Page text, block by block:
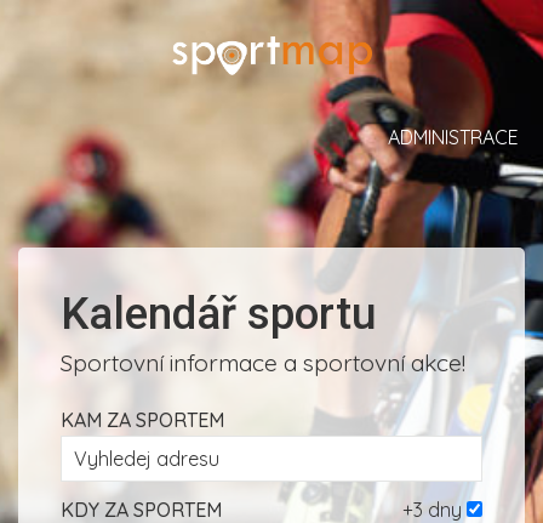
ADMINISTRACE
Kalendář sportu
Sportovní informace a sportovní akce!
KAM ZA SPORTEM
+3 dny
KDY ZA SPORTEM